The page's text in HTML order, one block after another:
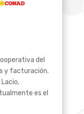
del
y facturación.
es el